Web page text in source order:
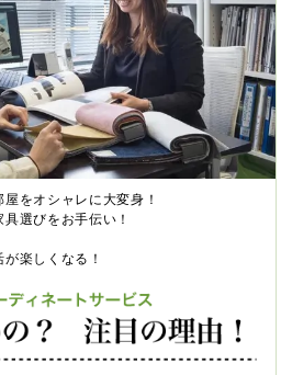
をオシャレに大変身！
選びをお手伝い！
楽しくなる！